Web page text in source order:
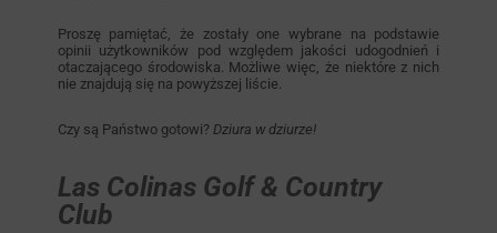
Proszę pamiętać, że zostały one wybrane na podstawie
opinii użytkowników pod względem jakości udogodnień i
otaczającego środowiska. Możliwe więc, że niektóre z nich
nie znajdują się na powyższej liście.
Czy są Państwo gotowi? Dziura w dziurze!
Las Colinas Golf & Country
Club